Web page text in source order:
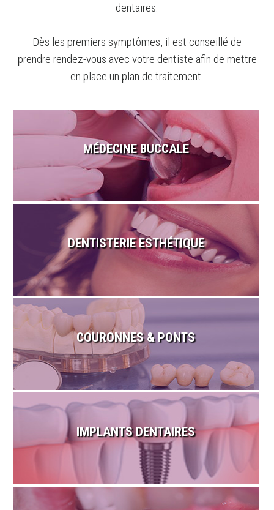
dentaires.
Dès les premiers symptômes, il est conseillé de
prendre rendez-vous avec votre dentiste afin de mettre
en place un plan de traitement.
MÉDECINE BUCCALE
DENTISTERIE ESTHÉTIQUE
COURONNES & PONTS
IMPLANTS DENTAIRES